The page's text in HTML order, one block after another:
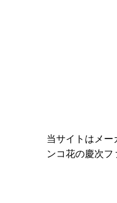
当サイトはメ
ンコ花の慶次